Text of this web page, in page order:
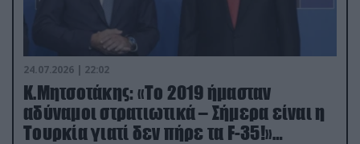
24.07.2026 | 22:02
Κ.Μητσοτάκης: «Το 2019 ήμασταν
αδύναμοι στρατιωτικά – Σήμερα είναι η
Τουρκία γιατί δεν πήρε τα F-35!»